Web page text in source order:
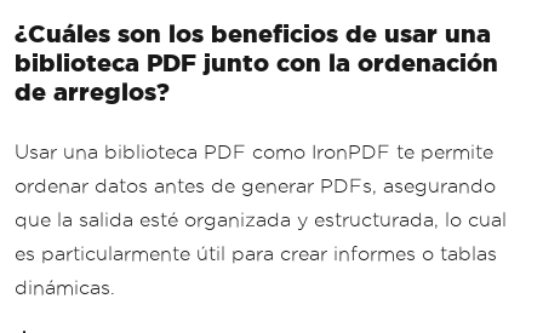
¿Cuáles son los beneficios de usar una
biblioteca PDF junto con la ordenación
de arreglos?
Usar una biblioteca PDF como IronPDF te permite
ordenar datos antes de generar PDFs, asegurando
que la salida esté organizada y estructurada, lo cual
es particularmente útil para crear informes o tablas
dinámicas.